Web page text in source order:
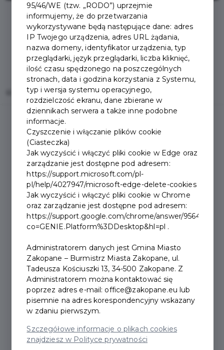
Home Oferty PARTY SZOP JOLANTA RYCHTARCZYK
Regulamin i warunki
95/46/WE (tzw. „RODO”) uprzejmie
informujemy, że do przetwarzania
wykorzystywane będą następujące dane: adres
IP Twojego urządzenia, adres URL żądania,
nazwa domeny, identyfikator urządzenia, typ
przeglądarki, język przeglądarki, liczba kliknięć,
ilość czasu spędzonego na poszczególnych
stronach, data i godzina korzystania z Systemu,
typ i wersja systemu operacyjnego,
rozdzielczość ekranu, dane zbierane w
dziennikach serwera a także inne podobne
informacje.
Czyszczenie i włączanie plików cookie
(Ciasteczka)
Jak wyczyścić i włączyć pliki cookie w Edge oraz
zarządzanie jest dostępne pod adresem:
https://support.microsoft.com/pl-
pl/help/4027947/microsoft-edge-delete-cookies
Jak wyczyścić i włączyć pliki cookie w Chrome
oraz zarządzanie jest dostępne pod adresem:
https://support.google.com/chrome/answer/95647?
co=GENIE.Platform%3DDesktop&hl=pl .
Administratorem danych jest Gmina Miasto
Zakopane – Burmistrz Miasta Zakopane, ul.
Tadeusza Kościuszki 13, 34-500 Zakopane. Z
Administratorem można kontaktować się
poprzez adres e-mail: office@zakopane.eu lub
pisemnie na adres korespondencyjny wskazany
w zdaniu pierwszym.
Szczegółowe informacje o plikach cookies
znajdziesz w Polityce prywatności